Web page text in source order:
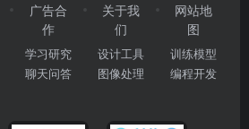
广告合
作
学习研究
聊天问答
关于我
们
设计工具
图像处理
网站地
图
训练模型
编程开发